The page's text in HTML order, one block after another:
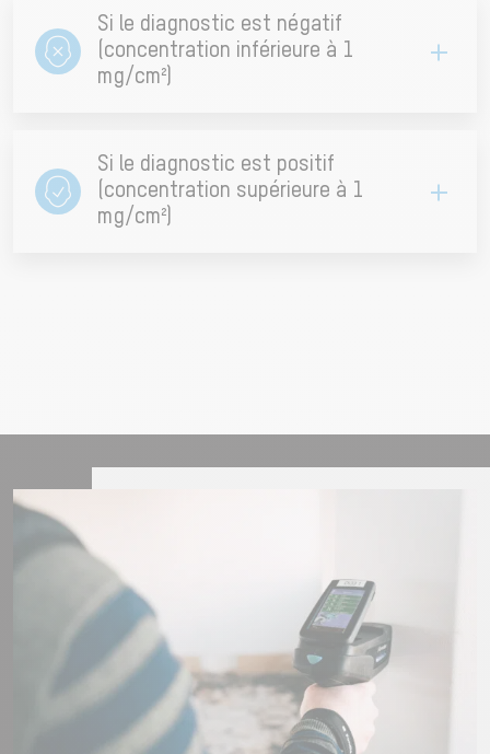
Si le diagnostic est négatif
(concentration inférieure à 1
mg/cm²)
limite de durée.
Il n’a pas besoin d’être renouvelé, sauf en cas
de travaux, de modifications du bâti ou de
dégradation visible des revêtements.
Si le diagnostic est positif
(concentration supérieure à 1
mg/cm²)